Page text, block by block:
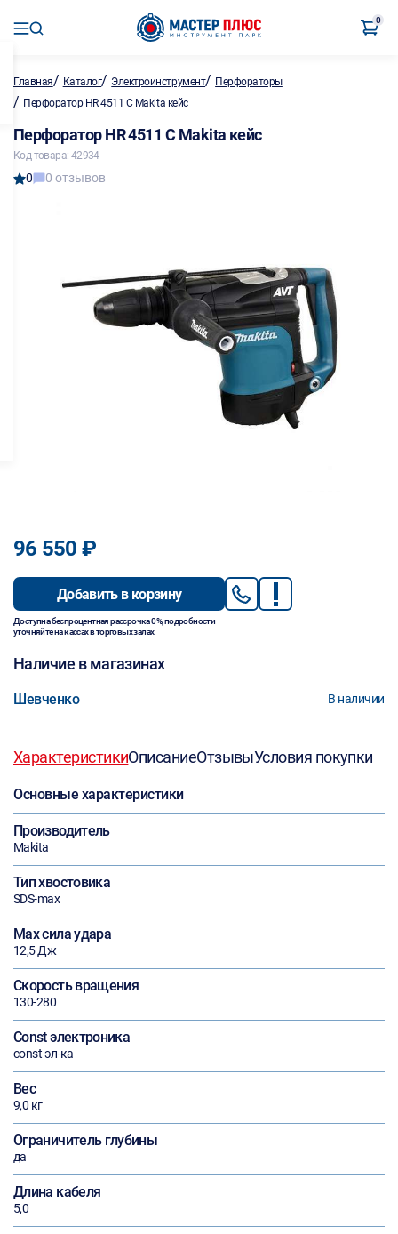
0
Главная/ Каталог/ Электроинструмент/ Перфораторы
/ Перфоратор HR 4511 С Makita кейс
Перфоратор HR 4511 С Makita кейс
Код товара: 42934
0 0 отзывов
96 550 ₽
Добавить в корзину
Доступна беспроцентная рассрочка 0%, подробности
уточняйте на кассах в торговых залах.
Наличие в магазинах
Шевченко В наличии
ХарактеристикиОписаниеОтзывыУсловия покупки
Основные характеристики
Производитель
Makita
Тип хвостовика
SDS-max
Max сила удара
12,5 Дж
Скорость вращения
130-280
Const электроника
const эл-ка
Вес
9,0 кг
Ограничитель глубины
да
Длина кабеля
5,0